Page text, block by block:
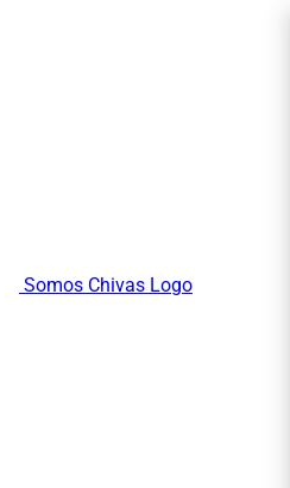
Somos Chivas Logo